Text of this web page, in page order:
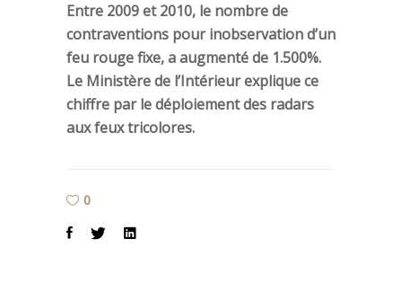
Entre 2009 et 2010, le nombre de
contraventions pour inobservation d’un
feu rouge fixe, a augmenté de 1.500%.
Le Ministère de l’Intérieur explique ce
chiffre par le déploiement des radars
aux feux tricolores.
0